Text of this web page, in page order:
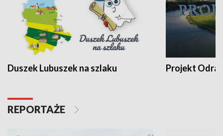
Duszek Lubuszek na szlaku Projekt Odra
REPORTAŻE